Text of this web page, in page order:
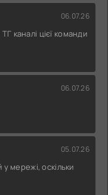
06.07.26
каналі цієї команди
06.07.26
05.07.26
у мережі, оскільки